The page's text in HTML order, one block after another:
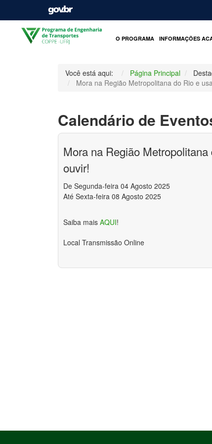
O PROGRAMA INFORMAÇÕES
Você está aqui: Página Principal
Mora na Região Metropolitana do Rio e
Calendário de
Mora na Região
ouvir!
De Segunda-feira 04 Agosto 2025
Até Sexta-feira 08 Agosto 2025
Saiba mais AQUI!
Local Transmissão Online